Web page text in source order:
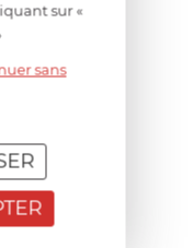
fixe
sur «
sans